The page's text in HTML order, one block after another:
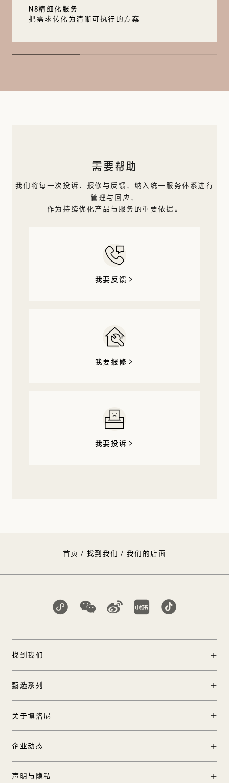
N8精细化服务
把需求转化为清晰可执行的方案
需要帮助
我们将每一次投诉、报修与反馈，纳入统一服务体系进行
管理与回应，
作为持续优化产品与服务的重要依据。
我要反馈
我要报修
我要投诉
首页 / 找到我们 / 我们的店面
找到我们
门店查询
中国区加盟
工程合作
在线客服
甄选系列
实景案例
TOP 12方案
关于博洛尼
品牌历程
品牌发布
企业动态
新闻中心
声明与隐私